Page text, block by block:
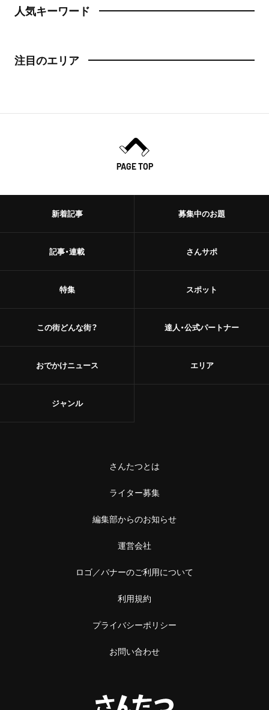
人気キーワード
注目のエリア
PAGE TOP
新着記事
記事・連載
特集
この街どんな街？
おでかけニュース
募集中のお題
さんサポ
スポット
達人・公式パートナー
エリア
ジャンル
さんたつとは
ライター募集
編集部からのお知らせ
運営会社
ロゴ／バナーのご利用について
利用規約
プライバシーポリシー
お問い合わせ